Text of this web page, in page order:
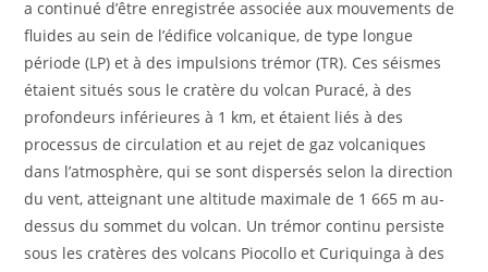
a continué d’être enregistrée associée aux mouvements de
fluides au sein de l’édifice volcanique, de type longue
période (LP) et à des impulsions trémor (TR). Ces séismes
étaient situés sous le cratère du volcan Puracé, à des
profondeurs inférieures à 1 km, et étaient liés à des
processus de circulation et au rejet de gaz volcaniques
dans l’atmosphère, qui se sont dispersés selon la direction
du vent, atteignant une altitude maximale de 1 665 m au-
dessus du sommet du volcan. Un trémor continu persiste
sous les cratères des volcans Piocollo et Curiquinga à des